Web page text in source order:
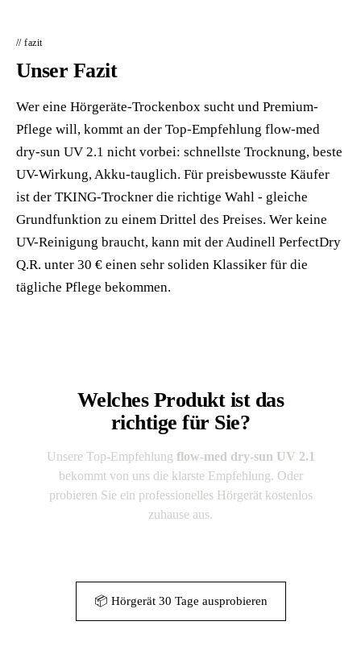
// fazit
Unser Fazit
Wer eine Hörgeräte-Trockenbox sucht und Premium-
Pflege will, kommt an der Top-Empfehlung flow-med
dry-sun UV 2.1 nicht vorbei: schnellste Trocknung, beste
UV-Wirkung, Akku-tauglich. Für preisbewusste Käufer
ist der TKING-Trockner die richtige Wahl - gleiche
Grundfunktion zu einem Drittel des Preises. Wer keine
UV-Reinigung braucht, kann mit der Audinell PerfectDry
Q.R. unter 30 € einen sehr soliden Klassiker für die
tägliche Pflege bekommen.
Welches Produkt ist das
richtige für Sie?
Unsere Top-Empfehlung flow-med dry-sun UV 2.1
bekommt von uns die klarste Empfehlung. Oder
probieren Sie ein professionelles Hörgerät kostenlos
zuhause aus.
📦 Hörgerät 30 Tage ausprobieren